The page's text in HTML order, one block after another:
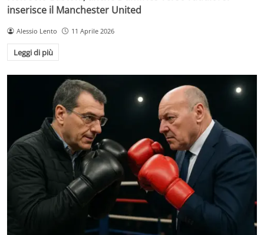
inserisce il Manchester United
Alessio Lento 11 Aprile 2026
Leggi di più